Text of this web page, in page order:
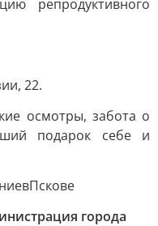
репродуктивного
22.
осмотры, забота о
подарок себе и
города